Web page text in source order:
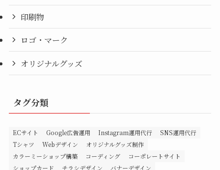
印刷物
ロゴ・マーク
オリジナルグッズ
タグ分類
ECサイト Google広告運用 Instagram運用代行
SNS運用代行
Tシャツ
Webデザイン
オリジナルグッズ制作
カラーミーショップ構築
コーディング
コーポレートサイト
ショップカード
チラシデザイン バナーデザイン